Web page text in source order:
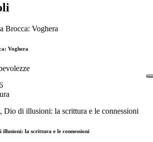
Voghera
illusioni: la scrittura e le connessioni